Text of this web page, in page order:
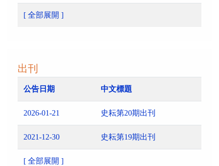
[ 全部展開 ]
出刊
公告日期 中文標題
2026-01-21 史耘第20期出刊
2021-12-30 史耘第19期出刊
[ 全部展開 ]